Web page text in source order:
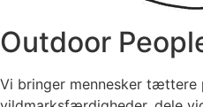
Outdoor
Vi bringer mennesker